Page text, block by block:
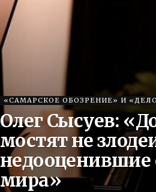
«САМАРСКОЕ ОБОЗРЕНИЕ» И
Олег Сысуев:
мостят не
недооценившие
мира»